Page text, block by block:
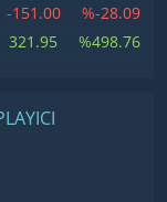
-151.00
%-28.09
321.95 %498.76